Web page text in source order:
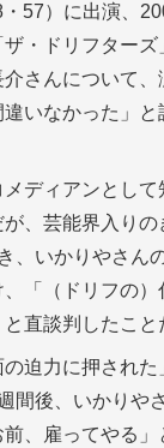
57）に出演、
・ドリフターズ
さんについて、
違いなかった」
ディアンとして
、芸能界入りの
、いかりやさん
「（ドリフの）
直談判したこと
の迫力に押され
間後、いかりや
、雇ってやる」